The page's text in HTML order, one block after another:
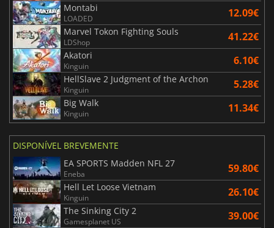
Montabi
LOADED 12.09€
Marvel Tokon Fighting Souls
LDShop 41.22€
Akatori
Kinguin 6.10€
HellSlave 2 Judgment of the Archon
Kinguin 5.28€
Big Walk
Kinguin 11.34€
DISPONÍVEL BREVEMENTE
EA SPORTS Madden NFL 27
Eneba 59.80€
Hell Let Loose Vietnam
Kinguin 26.10€
The Sinking City 2
Gamesplanet US 39.00€